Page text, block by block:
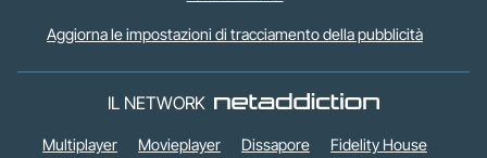
Aggiorna le impostazioni di tracciamento della pubblicità
IL NETWORK
Multiplayer Movieplayer Dissapore Fidelity House